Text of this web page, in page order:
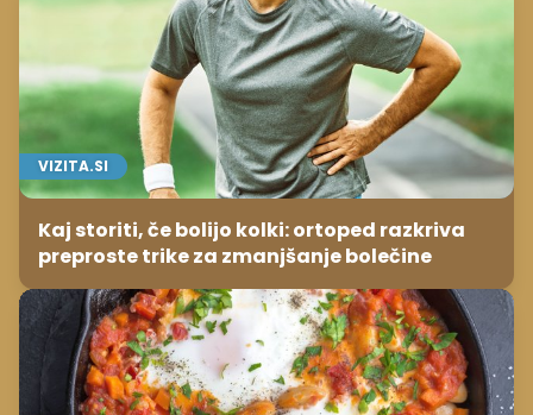
VIZITA.SI
Kaj storiti, če bolijo kolki: ortoped razkriva
preproste trike za zmanjšanje bolečine